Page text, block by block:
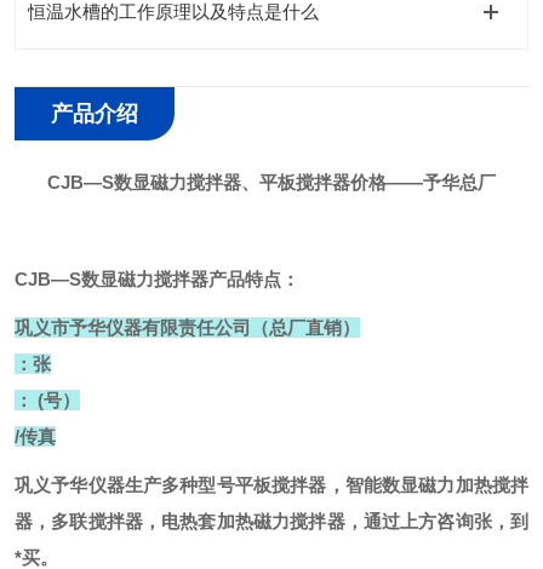
恒温水槽的工作原理以及特点是什么
产品介绍
CJB—S数显磁力搅拌器、平板搅拌器价格——予华总厂
CJB—S数显磁力搅拌器产品特点：
巩义市予华仪器有限责任公司（总厂直销）
：张
： (号）
/传真
巩义予华仪器生产多种型号平板搅拌器，智能数显磁力加热搅拌
器，多联搅拌器，电热套加热磁力搅拌器，通过上方咨询张，到
*买。